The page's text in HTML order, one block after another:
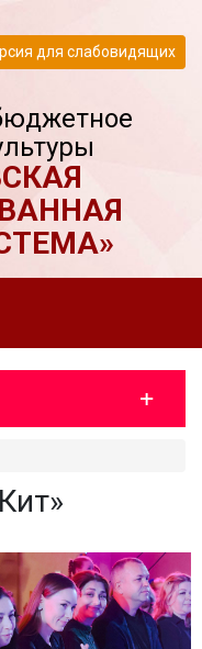
для слабовидящих